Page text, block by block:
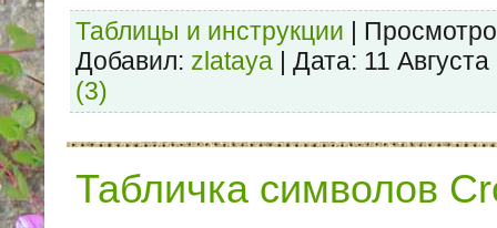
Таблицы и инструкции |
Добавил: zlataya | Дата: 11
(3)
Табличка символов